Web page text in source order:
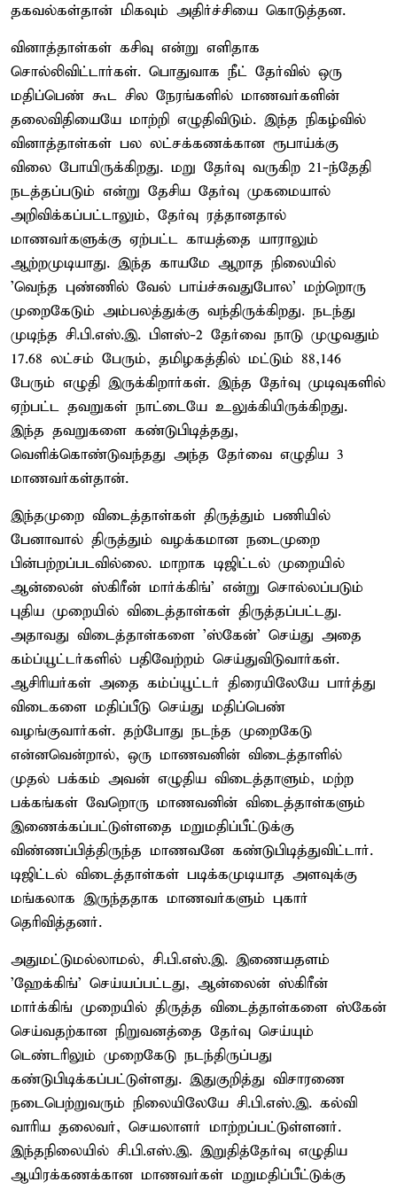
தகவல்கள்தான் மிகவும் அதிர்ச்சியை கொடுத்தன.
வினாத்தாள்கள் கசிவு என்று எளிதாக
சொல்லிவிட்டார்கள். பொதுவாக நீட் தேர்வில் ஒரு
மதிப்பெண் கூட சில நேரங்களில் மாணவர்களின்
தலைவிதியையே மாற்றி எழுதிவிடும். இந்த நிகழ்வில்
வினாத்தாள்கள் பல லட்சக்கணக்கான ரூபாய்க்கு
விலை போயிருக்கிறது. மறு தேர்வு வருகிற 21-ந்தேதி
நடத்தப்படும் என்று தேசிய தேர்வு முகமையால்
அறிவிக்கப்பட்டாலும், தேர்வு ரத்தானதால்
மாணவர்களுக்கு ஏற்பட்ட காயத்தை யாராலும்
ஆற்றமுடியாது. இந்த காயமே ஆறாத நிலையில்
'வெந்த புண்ணில் வேல் பாய்ச்சுவதுபோல' மற்றொரு
முறைகேடும் அம்பலத்துக்கு வந்திருக்கிறது. நடந்து
முடிந்த சி.பி.எஸ்.இ. பிளஸ்-2 தேர்வை நாடு முழுவதும்
17.68 லட்சம் பேரும், தமிழகத்தில் மட்டும் 88,146
பேரும் எழுதி இருக்கிறார்கள். இந்த தேர்வு முடிவுகளில்
ஏற்பட்ட தவறுகள் நாட்டையே உலுக்கியிருக்கிறது.
இந்த தவறுகளை கண்டுபிடித்தது,
வெளிக்கொண்டுவந்தது அந்த தேர்வை எழுதிய 3
மாணவர்கள்தான்.
இந்தமுறை விடைத்தாள்கள் திருத்தும் பணியில்
பேனாவால் திருத்தும் வழக்கமான நடைமுறை
பின்பற்றப்படவில்லை. மாறாக டிஜிட்டல் முறையில்
ஆன்லைன் ஸ்கிரீன் மார்க்கிங்' என்று சொல்லப்படும்
புதிய முறையில் விடைத்தாள்கள் திருத்தப்பட்டது.
அதாவது விடைத்தாள்களை 'ஸ்கேன்' செய்து அதை
கம்ப்யூட்டர்களில் பதிவேற்றம் செய்துவிடுவார்கள்.
ஆசிரியர்கள் அதை கம்ப்யூட்டர் திரையிலேயே பார்த்து
விடைகளை மதிப்பீடு செய்து மதிப்பெண்
வழங்குவார்கள். தற்போது நடந்த முறைகேடு
என்னவென்றால், ஒரு மாணவனின் விடைத்தாளில்
முதல் பக்கம் அவன் எழுதிய விடைத்தாளும், மற்ற
பக்கங்கள் வேறொரு மாணவனின் விடைத்தாள்களும்
இணைக்கப்பட்டுள்ளதை மறுமதிப்பீட்டுக்கு
விண்ணப்பித்திருந்த மாணவனே கண்டுபிடித்துவிட்டார்.
டிஜிட்டல் விடைத்தாள்கள் படிக்கமுடியாத அளவுக்கு
மங்கலாக இருந்ததாக மாணவர்களும் புகார்
தெரிவித்தனர்.
அதுமட்டுமல்லாமல், சி.பி.எஸ்.இ. இணையதளம்
'ஹேக்கிங்' செய்யப்பட்டது, ஆன்லைன் ஸ்கிரீன்
மார்க்கிங் முறையில் திருத்த விடைத்தாள்களை ஸ்கேன்
செய்வதற்கான நிறுவனத்தை தேர்வு செய்யும்
டெண்டரிலும் முறைகேடு நடந்திருப்பது
கண்டுபிடிக்கப்பட்டுள்ளது. இதுகுறித்து விசாரணை
நடைபெற்றுவரும் நிலையிலேயே சி.பி.எஸ்.இ. கல்வி
வாரிய தலைவர், செயலாளர் மாற்றப்பட்டுள்ளனர்.
இந்தநிலையில் சி.பி.எஸ்.இ. இறுதித்தேர்வு எழுதிய
ஆயிரக்கணக்கான மாணவர்கள் மறுமதிப்பீட்டுக்கு